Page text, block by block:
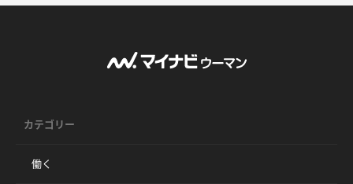
カテゴリー
働く